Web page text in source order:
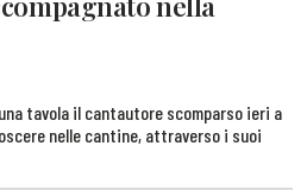
tavola il cantautore scomparso ieri a
nelle cantine, attraverso i suoi